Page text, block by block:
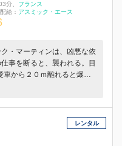
分、 フランス
配給： アスミック・エース
・マーティンは、凶悪な依
事を断ると、襲われる。目
車から２０ｍ離れると爆
れ、強引に“赤い代物”を運
の追跡をかわしながら、二
ンヘン、ブタペスト、そし
頼に隠された世界規模の陰
レンタル